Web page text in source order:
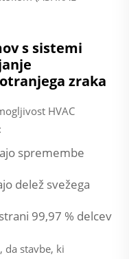
s sistemi
zraka
HVAC
spremembe
delež svežega
99,97 % delcev
da stavbe, ki